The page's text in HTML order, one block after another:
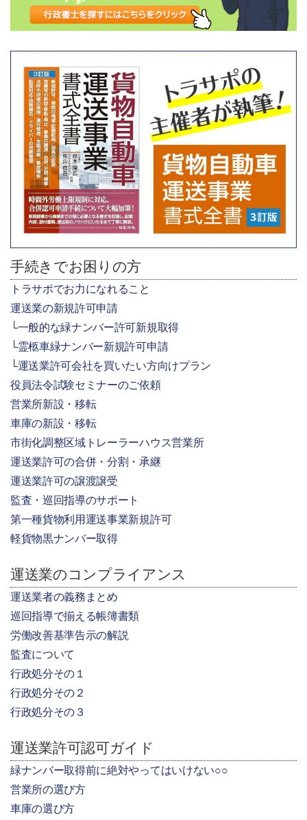
手続きでお困りの方
トラサポでお力になれること
運送業の新規許可申請
一般的な緑ナンバー許可新規取得
霊柩車緑ナンバー新規許可申請
運送業許可会社を買いたい方向けプラン
役員法令試験セミナーのご依頼
営業所新設・移転
車庫の新設・移転
市街化調整区域トレーラーハウス営業所
運送業許可の合併・分割・承継
運送業許可の譲渡譲受
監査・巡回指導のサポート
第一種貨物利用運送事業新規許可
軽貨物黒ナンバー取得
運送業のコンプライアンス
運送業者の義務まとめ
巡回指導で揃える帳簿書類
労働改善基準告示の解説
監査について
行政処分その１
行政処分その２
行政処分その３
運送業許可認可ガイド
緑ナンバー取得前に絶対やってはいけない○○
営業所の選び方
車庫の選び方